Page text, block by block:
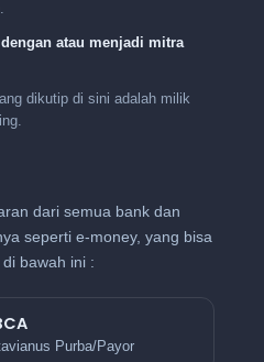
atau menjadi mitra
dikutip di sini adalah milik
dari semua bank dan
seperti e-money, yang bisa
bawah ini :
Purba/Payor